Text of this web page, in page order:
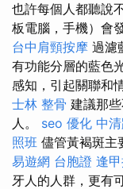
也許每個人都聽說
板電腦，手機）會
台中肩頸按摩 過濾
有功能分層的藍色
感知，引起關聯和
士林 整骨 建議那
人。 seo 優化 中
照班 儘管黃褐斑主
易遊網 台胞證 逢
牙人的人群，更有